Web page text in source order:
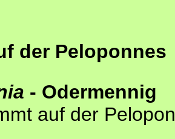
der Peloponnes
- Odermennig
auf der